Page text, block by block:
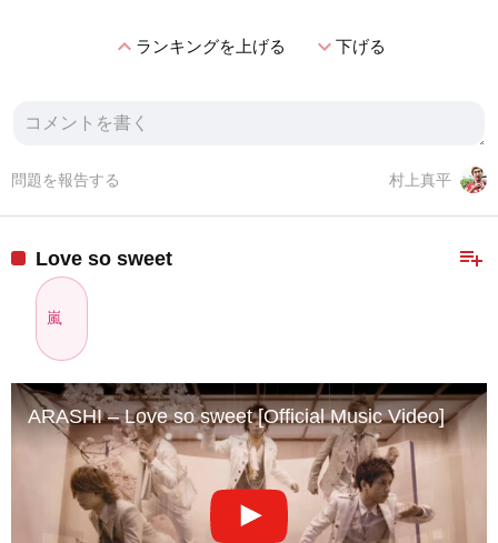
expand_lessランキングを上げる expand_more下げる
村上真平
問題を報告する
playlist_add
Love so sweet
嵐
ARASHI – Love so sweet [Official Music Video]